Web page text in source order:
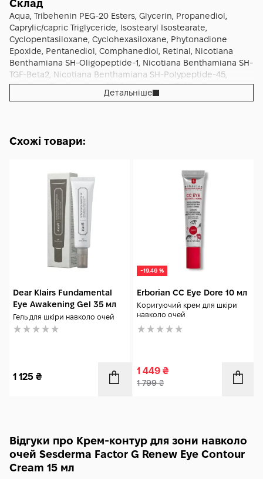
загальний вигляд.
Склад
Aqua, Tribehenin PEG-20 Esters, Glycerin, Propanediol,
Caprylic/capric Triglyceride, Isostearyl Isostearate,
Cyclopentasiloxane, Cyclohexasiloxane, Phytonadione
Epoxide, Pentanediol, Comphanediol, Retinal, Nicotiana
Benthamiana SH-Oligopeptide-1, Nicotiana Benthamiana SH-
TGF-Beta2, Nicotiana Benthamiana SH-Polypeptide-45,
Nicotiana Benthamiana SH-Polypeptide-15, Nicotiana
Benthamiana SH-Polypeptide-7, Triethanolamine, Lecithin,
Hydrochloric Acid, Potassium Phosphate, Sodium Cholate,
Детальніше
Схожі товари:
Dear Klairs Fundamental
Eye Awakening Gel 35 мл
Гель для шкіри навколо очей
1 125 ₴
-19.46 %
Erborian CC Eye Dore 10 мл
Коригуючий крем для шкіри
навколо очей
1 449 ₴
1 799₴
Відгуки про Крем-контур для зони навколо
очей Sesderma Factor G Renew Eye Contour
Cream 15 мл